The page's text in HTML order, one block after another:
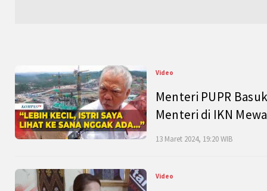
Video
Menteri PUPR
Menteri di IKN
13 Maret 2024, 19:20 WIB
Video